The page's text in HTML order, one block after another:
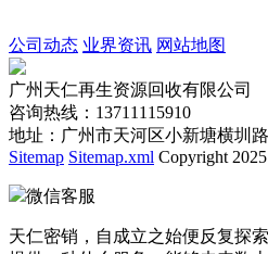
公司动态 业界资讯 网站地图
广州天仁再生资源回收有限公司
咨询热线：13711115910
地址：广州市天河区小新塘横圳
Sitemap Sitemap.xml Copyright
微信客服
天仁密销，自成立之始便反复探索